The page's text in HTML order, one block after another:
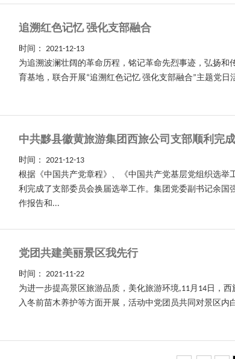
追溯红色记忆 强化支部融合
时间： 2021-12-13
为追溯波澜壮阔的革命历程，铭记革命先烈事迹，弘扬
育基地，联合开展“追溯红色记忆 强化支部融合”主题党
中共黟县徽黄旅游集团西旅公司支部顺利完
时间： 2021-12-13
根据《中国共产党章程》、《中国共产党基层党组织选
利完成了支部委员会换届选举工作。集团党委副书记余
作报告和...
党团共建美丽景区我先行
时间： 2021-11-22
为进一步提高景区旅游品质，美化旅游环境,11月14日，
入冬前苗木养护等方面开展，活动中党团员共同对景区